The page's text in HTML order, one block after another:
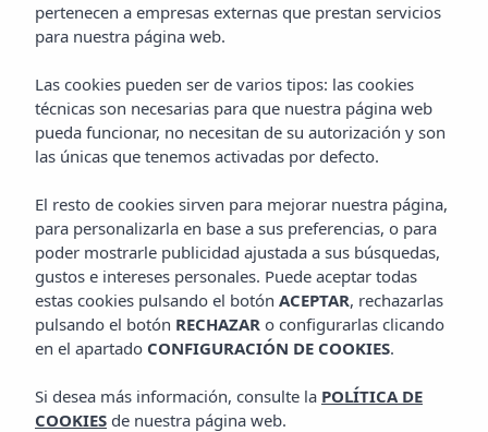
Hotel Vibra Palma Cactus
GALERÍA
Galería
Galería
Hotel Vibra Palma Cactus
pertenecen a empresas externas que prestan servicios
para nuestra página web.
Las cookies pueden ser de varios tipos: las cookies
técnicas son necesarias para que nuestra página web
pueda funcionar, no necesitan de su autorización y son
las únicas que tenemos activadas por defecto.
El resto de cookies sirven para mejorar nuestra página,
para personalizarla en base a sus preferencias, o para
poder mostrarle publicidad ajustada a sus búsquedas,
gustos e intereses personales. Puede aceptar todas
estas cookies pulsando el botón ACEPTAR, rechazarlas
pulsando el botón RECHAZAR o configurarlas clicando
en el apartado CONFIGURACIÓN DE COOKIES.
Si desea más información, consulte la POLÍTICA DE
COOKIES de nuestra página web.